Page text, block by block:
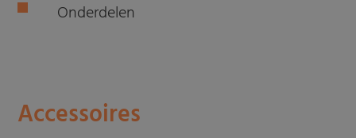
Onderdelen
Accessoires